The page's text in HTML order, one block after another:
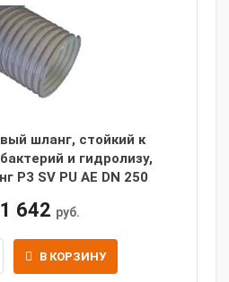
шланг, стойкий к
и гидролизу,
P3 SV PU AE DN 250
642 руб.
В КОРЗИНУ